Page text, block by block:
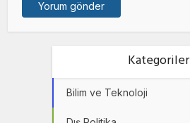
Kategoriler
Bilim ve Teknoloji